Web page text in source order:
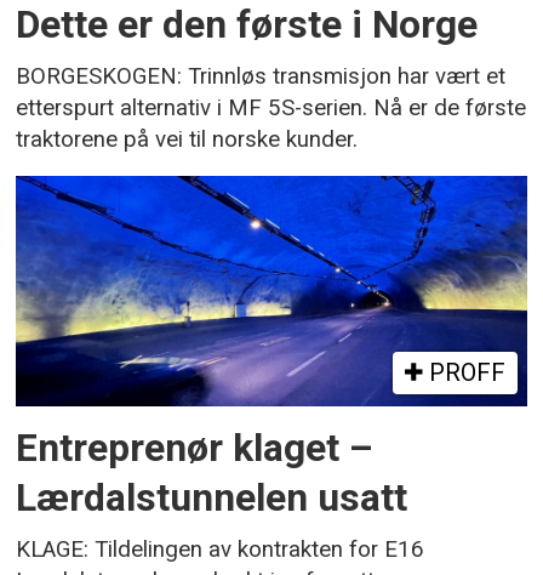
Dette er den første i Norge
BORGESKOGEN: Trinnløs transmisjon har vært et
etterspurt alternativ i MF 5S-serien. Nå er de første
traktorene på vei til norske kunder.
PROFF
Entreprenør klaget –
Lærdalstunnelen usatt
KLAGE: Tildelingen av kontrakten for E16